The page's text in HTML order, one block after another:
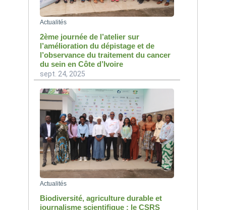
Actualités
2ème journée de l’atelier sur
l’amélioration du dépistage et de
l’observance du traitement du cancer
du sein en Côte d’Ivoire
sept. 24, 2025
Actualités
Biodiversité, agriculture durable et
journalisme scientifique : le CSRS